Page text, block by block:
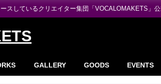
スしているクリエイター集団「VOCALOMAKETS」公
GALLERY GOODS EVENTS